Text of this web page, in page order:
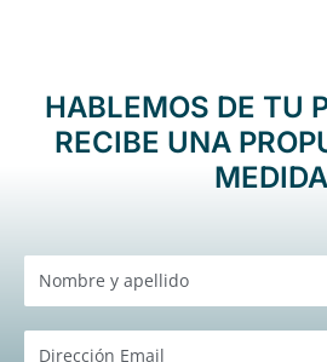
HABLEMOS DE TU
RECIBE UNA
MEDIDA